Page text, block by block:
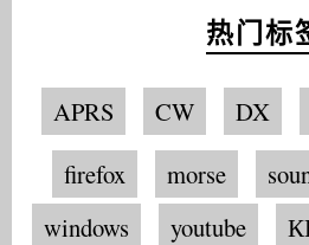
热门标
APRS CW DX
firefox morse
windows
youtube